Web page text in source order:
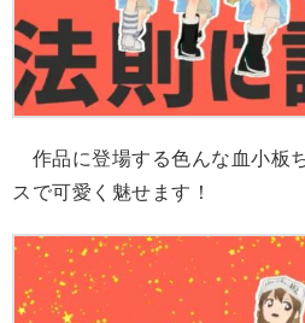
作品に登場する色んな血小板
スで可愛く魅せます！